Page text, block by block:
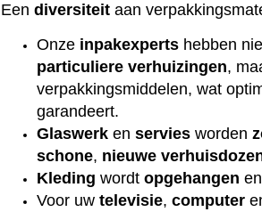
Eendiversiteit aan
Onze inpakexperts hebben
particuliere verhuizingen,
verpakkingsmiddelen, wat
garandeert.
Glaswerk enservies worden
schone, nieuwe
Kleding wordtopgehangen
Voor uwtelevisie,computer